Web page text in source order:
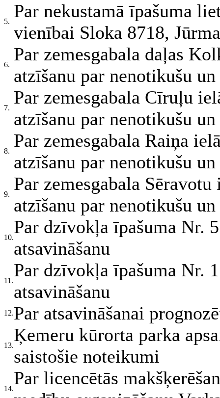
5.
Par nekustamā īpašuma
vienībai Sloka 8718,
6.
Par zemesgabala daļas
atzīšanu par nenotikušu
7.
Par zemesgabala Cīruļu
atzīšanu par nenotikušu
8.
Par zemesgabala Raiņa
atzīšanu par nenotikušu
9.
Par zemesgabala
atzīšanu par nenotikušu
10.
Par dzīvokļa īpašuma Nr.
atsavināšanu
11.
Par dzīvokļa īpašuma Nr.
atsavināšanu
12.Par atsavināšanai
13.
Ķemeru kūrorta parka
saistošie noteikumi
14.
Par licencētās